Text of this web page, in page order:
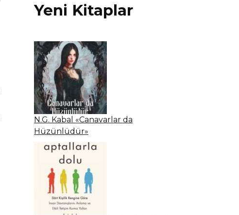
Yeni Kitaplar
N.G. Kabal «Canavarlar da
Hüzünlüdür»